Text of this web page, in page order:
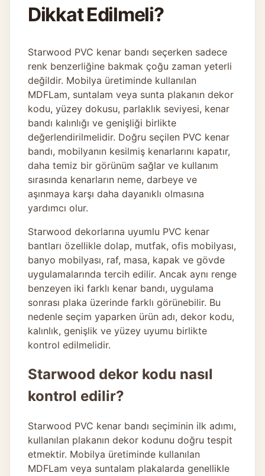
Dikkat Edilmeli?
Starwood PVC kenar bandı seçerken sadece
renk benzerliğine bakmak çoğu zaman yeterli
değildir. Mobilya üretiminde kullanılan
MDFLam, suntalam veya sunta plakanın dekor
kodu, yüzey dokusu, parlaklık seviyesi, kenar
bandı kalınlığı ve genişliği birlikte
değerlendirilmelidir. Doğru seçilen PVC kenar
bandı, mobilyanın kesilmiş kenarlarını kapatır,
daha temiz bir görünüm sağlar ve kullanım
sırasında kenarların neme, darbeye ve
aşınmaya karşı daha dayanıklı olmasına
yardımcı olur.
Starwood dekorlarına uyumlu PVC kenar
bantları özellikle dolap, mutfak, ofis mobilyası,
banyo mobilyası, raf, masa, kapak ve gövde
uygulamalarında tercih edilir. Ancak aynı renge
benzeyen iki farklı kenar bandı, uygulama
sonrası plaka üzerinde farklı görünebilir. Bu
nedenle seçim yaparken ürün adı, dekor kodu,
kalınlık, genişlik ve yüzey uyumu birlikte
kontrol edilmelidir.
Starwood dekor kodu nasıl
kontrol edilir?
Starwood PVC kenar bandı seçiminin ilk adımı,
kullanılan plakanın dekor kodunu doğru tespit
etmektir. Mobilya üretiminde kullanılan
MDFLam veya suntalam plakalarda genellikle